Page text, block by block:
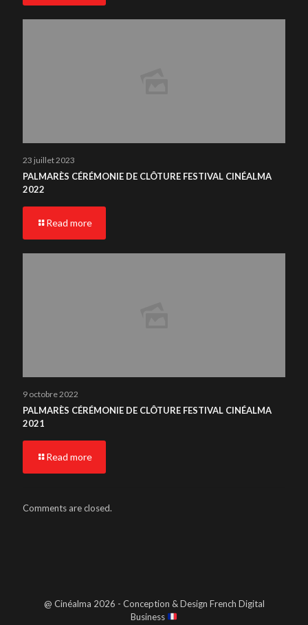
23 juillet 2023
PALMARÈS CÉRÉMONIE DE CLÔTURE FESTIVAL CINÉALMA
2022
Read more
9 octobre 2022
PALMARÈS CÉRÉMONIE DE CLÔTURE FESTIVAL CINÉALMA
2021
Read more
Comments are closed.
@ Cinéalma 2026 - Conception & Design French Digital
Business